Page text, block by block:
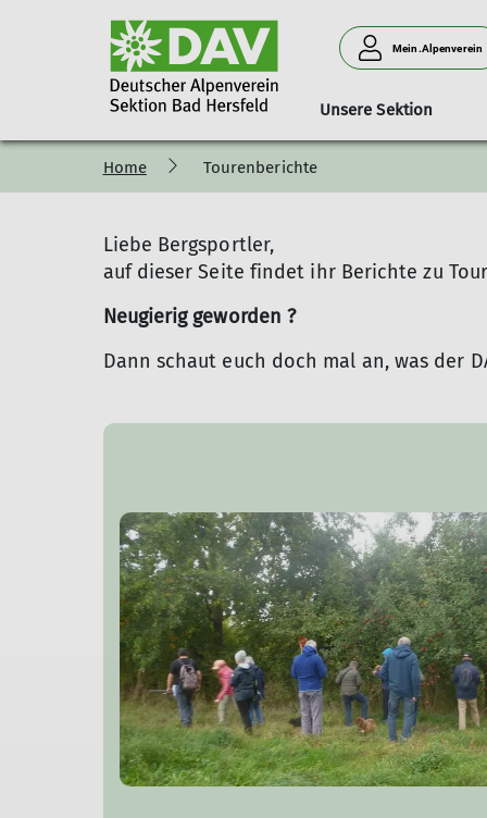
Mein.Alpenverein
Unsere Sektion
Team Kletterwände
Mountainbike Klettern
Ausleihen Rechtliches
Home Tourenberichte
Liebe Bergsportler,
auf dieser Seite findet ihr Berichte zu
Neugierig geworden ?
Dann schaut euch doch mal an, was der